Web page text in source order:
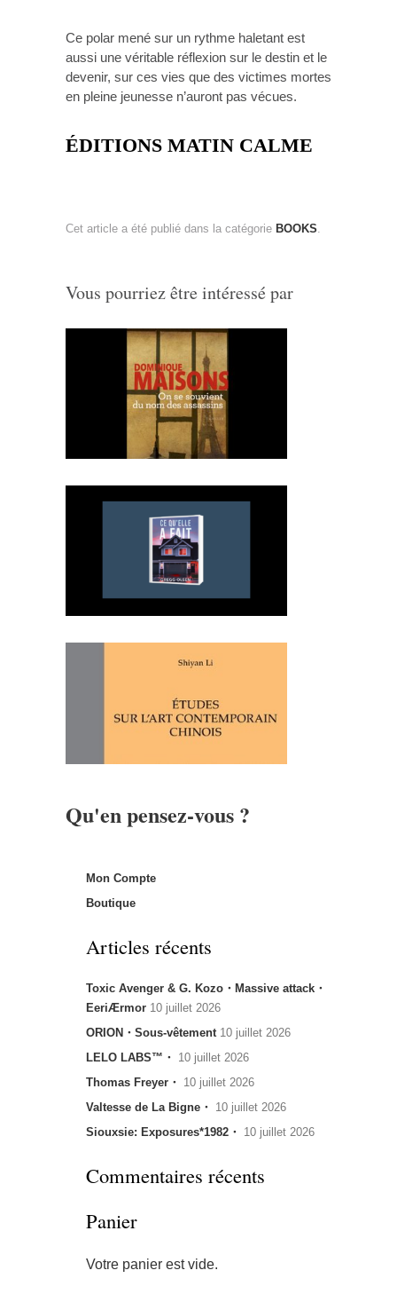
Ce polar mené sur un rythme haletant est
aussi une véritable réflexion sur le destin et le
devenir, sur ces vies que des victimes mortes
en pleine jeunesse n’auront pas vécues.
ÉDITIONS MATIN CALME
Cet article a été publié dans la catégorie BOOKS.
Vous pourriez être intéressé par
Qu'en pensez-vous ?
Mon Compte
Boutique
Articles récents
Toxic Avenger & G. Kozo・Massive attack・
EeriÆrmor 10 juillet 2026
ORION・Sous-vêtement 10 juillet 2026
LELO LABS™・ 10 juillet 2026
Thomas Freyer・ 10 juillet 2026
Valtesse de La Bigne・ 10 juillet 2026
Siouxsie: Exposures*1982・ 10 juillet 2026
Commentaires récents
Panier
Votre panier est vide.